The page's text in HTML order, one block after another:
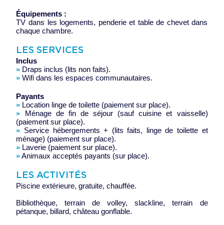
Équipements :
TV dans les logements, penderie et table de chevet dans
chaque chambre.
LES SERVICES
Inclus
» Draps inclus (lits non faits).
» Wifi dans les espaces communautaires.
Payants
» Location linge de toilette (paiement sur place).
» Ménage de fin de séjour (sauf cuisine et vaisselle)
(paiement sur place).
» Service hébergements + (lits faits, linge de toilette et
ménage) (paiement sur place).
» Laverie (paiement sur place).
»Animaux acceptés payants (sur place).
LES ACTIVITÉS
Piscine extérieure, gratuite, chauffée.
Bibliothèque, terrain de volley, slackline, terrain de
pétanque, billard, château gonflable.